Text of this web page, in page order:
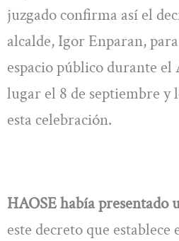
juzgado confirma así el
alcalde, Igor Enparan,
espacio público durante
lugar el 8 de septiembre y
esta celebración.
HAOSE había presentado
este decreto que